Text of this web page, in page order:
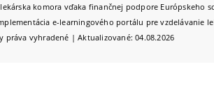
komora vďaka finančnej podpore Európskeho
e-learningového portálu pre vzdelávanie
vyhradené | Aktualizované: 04.08.2026